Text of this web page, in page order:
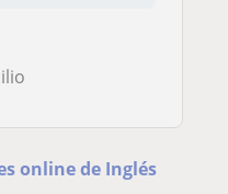
online de Inglés